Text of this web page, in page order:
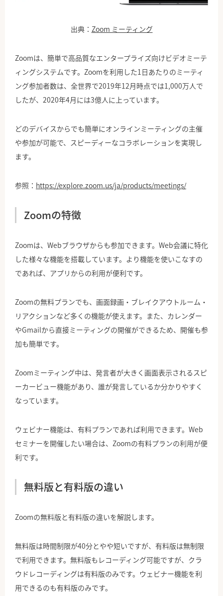
出典： Zoom ミーティング
Zoomは、簡単で高品質なエンタープライズ向けビデオミーテ
ィングシステムです。Zoomを利用した1日あたりのミーティ
ング参加者数は、全世界で2019年12月時点では1,000万人で
したが、2020年4月には3億人に上っています。
どのデバイスからでも簡単にオンラインミーティングの主催
や参加が可能で、スピーディーなコラボレーションを実現し
ます。
参照： https://explore.zoom.us/ja/products/meetings/
Zoomの特徴
Zoomは、Webブラウザからも参加できます。Web会議に特化
した様々な機能を搭載しています。より機能を使いこなすの
であれば、アプリからの利用が便利です。
Zoomの無料プランでも、画面録画・ブレイクアウトルーム・
リアクションなど多くの機能が使えます。また、カレンダー
やGmailから直接ミーティングの開催ができるため、開催も参
加も簡単です。
Zoomミーティング中は、発言者が大きく画面表示されるスピ
ーカービュー機能があり、誰が発言しているか分かりやすく
なっています。
ウェビナー機能は、有料プランであれば利用できます。Web
セミナーを開催したい場合は、Zoomの有料プランの利用が便
利です。
無料版と有料版の違い
Zoomの無料版と有料版の違いを解説します。
無料版は時間制限が40分とやや短いですが、有料版は無制限
で利用できます。無料版もレコーディング可能ですが、クラ
ウドレコーディングは有料版のみです。ウェビナー機能を利
用できるのも有料版のみです。